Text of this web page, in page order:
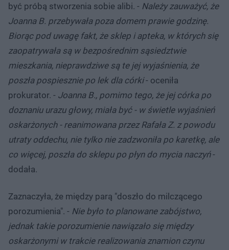
być próbą stworzenia sobie alibi. - Należy zauważyć, że
Joanna B. przebywała poza domem prawie godzinę.
Biorąc pod uwagę fakt, że sklep i apteka, w których się
zaopatrywała są w bezpośrednim sąsiedztwie
mieszkania, nieprawdziwe są te jej wyjaśnienia, że
poszła pospiesznie po lek dla córki- oceniła
prokurator. - Joanna B., pomimo tego, że jej córka po
doznaniu urazu głowy, miała być - w świetle wyjaśnień
oskarżonych - reanimowana przez Rafała Z. z powodu
utraty oddechu, nie tylko nie zadzwoniła po karetkę, ale
co więcej, poszła do sklepu po płyn do mycia naczyń-
dodała.
Zaznaczyła, że między parą "doszło do milczącego
porozumienia". - Nie było to planowane zabójstwo,
jednak takie porozumienie nawiązało się między
oskarżonymi w trakcie realizowania znamion czynu